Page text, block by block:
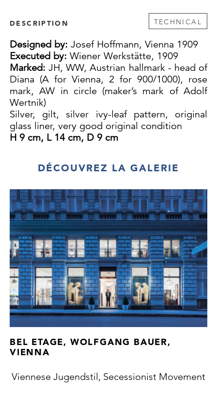
DESCRIPTION TECHNICAL
Designed by: Josef Hoffmann, Vienna 1909
Executed by: Wiener Werkstätte, 1909
Marked: JH, WW, Austrian hallmark - head of
Diana (A for Vienna, 2 for 900/1000), rose
mark, AW in circle (maker’s mark of Adolf
Wertnik)
Silver, gilt, silver ivy-leaf pattern, original
glass liner, very good original condition
H 9 cm, L 14 cm, D 9 cm
DÉCOUVREZ LA GALERIE
BEL ETAGE, WOLFGANG BAUER,
VIENNA
Viennese Jugendstil, Secessionist Movement